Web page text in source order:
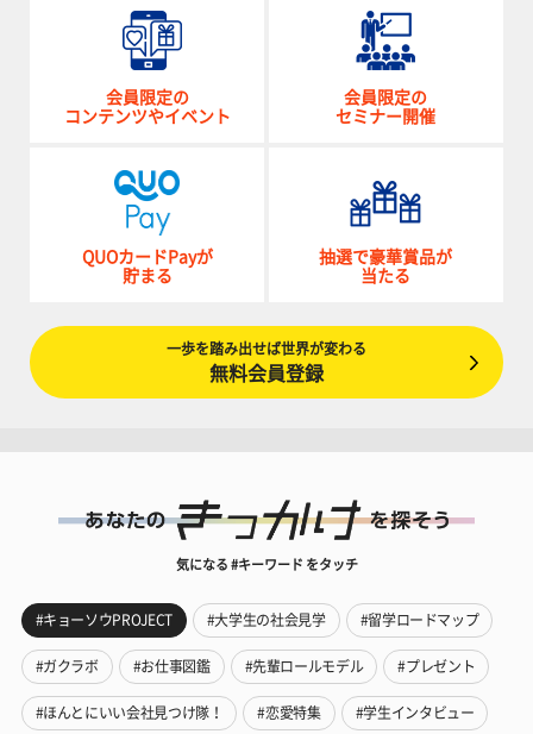
会員限定の
コンテンツやイベント
会員限定の
セミナー開催
QUOカードPayが
貯まる
抽選で豪華賞品が
当たる
一歩を踏み出せば世界が変わる
無料会員登録
気になる #キーワード をタッチ
#キョーソウPROJECT #大学生の社会見学 #留学ロードマップ
#ガクラボ #お仕事図鑑 #先輩ロールモデル #プレゼント
#ほんとにいい会社見つけ隊！ #恋愛特集 #学生インタビュー